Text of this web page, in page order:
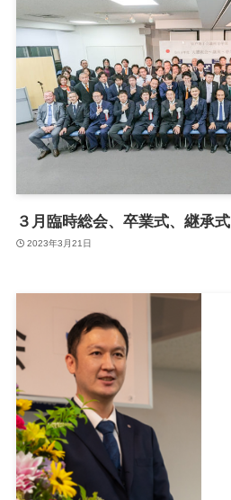
３月臨時総会、卒業式、継承式
2023年3月21日